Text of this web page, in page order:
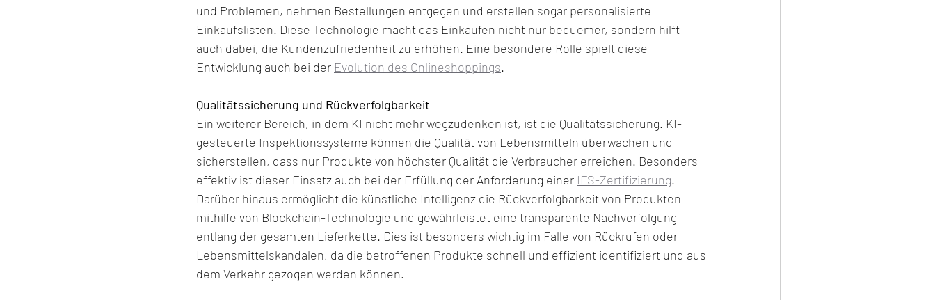
und Problemen, nehmen Bestellungen entgegen und erstellen sogar personalisierte
Einkaufslisten. Diese Technologie macht das Einkaufen nicht nur bequemer, sondern hilft
auch dabei, die Kundenzufriedenheit zu erhöhen. Eine besondere Rolle spielt diese
Entwicklung auch bei der Evolution des Onlineshoppings.
Qualitätssicherung und Rückverfolgbarkeit
Ein weiterer Bereich, in dem KI nicht mehr wegzudenken ist, ist die Qualitätssicherung. KI-
gesteuerte Inspektionssysteme können die Qualität von Lebensmitteln überwachen und
sicherstellen, dass nur Produkte von höchster Qualität die Verbraucher erreichen. Besonders
effektiv ist dieser Einsatz auch bei der Erfüllung der Anforderung einer IFS-Zertifizierung.
Darüber hinaus ermöglicht die künstliche Intelligenz die Rückverfolgbarkeit von Produkten
mithilfe von Blockchain-Technologie und gewährleistet eine transparente Nachverfolgung
entlang der gesamten Lieferkette. Dies ist besonders wichtig im Falle von Rückrufen oder
Lebensmittelskandalen, da die betroffenen Produkte schnell und effizient identifiziert und aus
dem Verkehr gezogen werden können.